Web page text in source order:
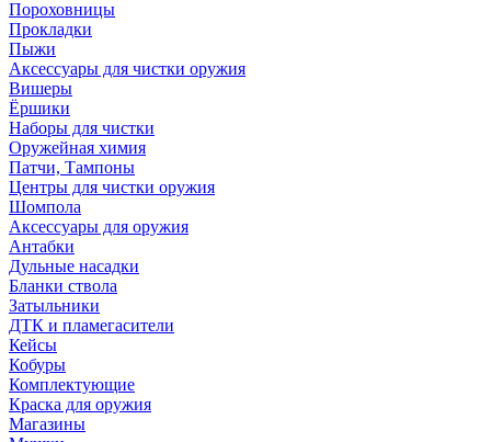
Пороховницы
Прокладки
Пыжи
Аксессуары для чистки оружия
Вишеры
Ёршики
Наборы для чистки
Оружейная химия
Патчи, Тампоны
Центры для чистки оружия
Шомпола
Аксессуары для оружия
Антабки
Дульные насадки
Бланки ствола
Затыльники
ДТК и пламегасители
Кейсы
Кобуры
Комплектующие
Краска для оружия
Магазины